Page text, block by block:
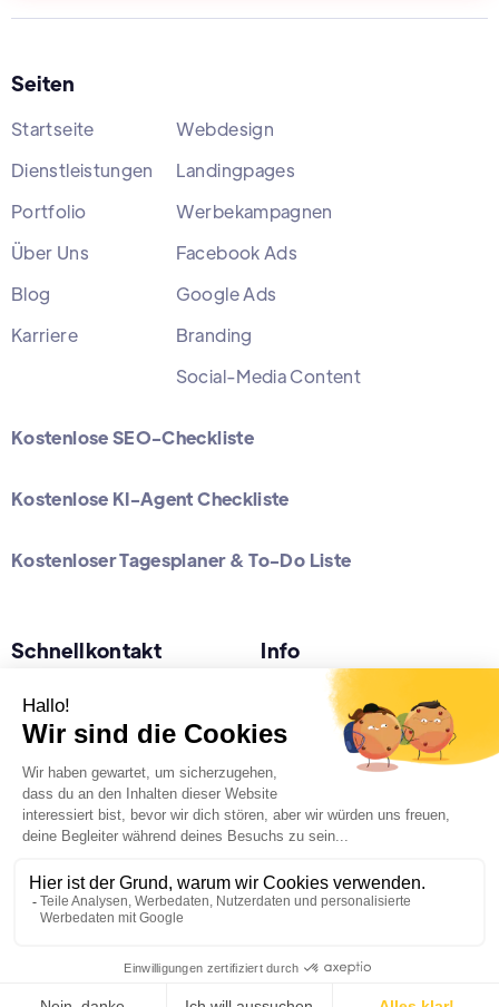
Seiten
Startseite
Dienstleistungen
Portfolio
Über Uns
Blog
Karriere
Webdesign
Landingpages
Werbekampagnen
Facebook Ads
Google Ads
Branding
Social-Media Content
Kostenlose SEO-Checkliste
Kostenlose KI-Agent Checkliste
Kostenloser Tagesplaner & To-Do Liste
Schnellkontakt
Nur Whatsapp (24/7h):
+49 178 5282464
Büro ( 10 -15 Uhr):
+49 2622 98 98 654
Info
Datenschutz
Impressum
Standorte
Kostenloses Erstgespräch